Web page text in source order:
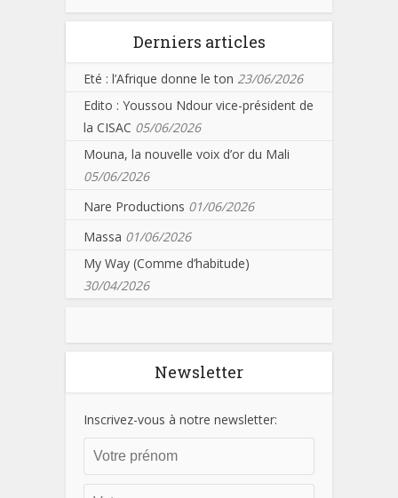
Derniers articles
Eté : l’Afrique donne le ton 23/06/2026
Edito : Youssou Ndour vice-président de
la CISAC 05/06/2026
Mouna, la nouvelle voix d’or du Mali
05/06/2026
Nare Productions 01/06/2026
Massa 01/06/2026
My Way (Comme d’habitude)
30/04/2026
Newsletter
Inscrivez-vous à notre newsletter: